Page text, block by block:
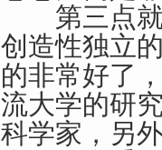
第三点就
创造性独立
的非常好了
流大学的研
科学家，另